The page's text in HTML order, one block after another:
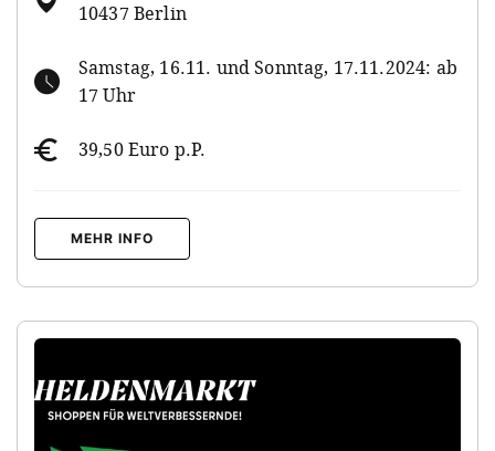
10437 Berlin
Samstag, 16.11. und Sonntag, 17.11.2024: ab
17 Uhr
39,50 Euro p.P.
MEHR INFO